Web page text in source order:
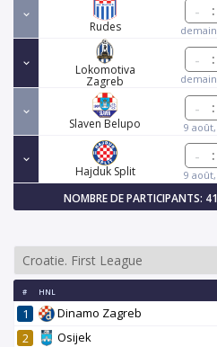
Rudes
:
Lokomotiva
Zagreb
:
Slaven Belupo
:
9 août,
Hajduk Split
:
9 août,
NOMBRE DE PARTICIPANTS:
# HNL
1 Dinamo Zagreb
2
Osijek